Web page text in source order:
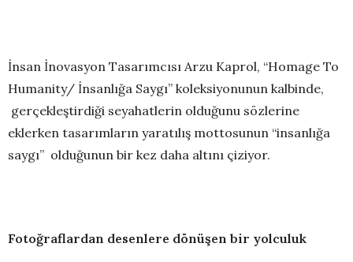
İnsan İnovasyon Tasarımcısı Arzu Kaprol, “Homage To
Humanity/ İnsanlığa Saygı” koleksiyonunun kalbinde,
gerçekleştirdiği seyahatlerin olduğunu sözlerine
eklerken tasarımların yaratılış mottosunun “insanlığa
saygı” olduğunun bir kez daha altını çiziyor.
Fotoğraflardan desenlere dönüşen bir yolculuk